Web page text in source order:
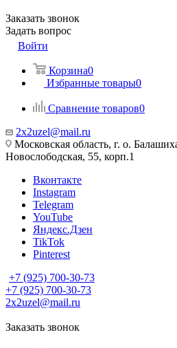
Заказать звонок
Задать вопрос
Войти
Корзина0
Избранные товары0
Сравнение товаров0
2x2uzel@mail.ru
Московская область, г. о.
Новослободская, 55, корп.1
Вконтакте
Instagram
Telegram
YouTube
Яндекс.Дзен
TikTok
Pinterest
+7 (925) 700-30-73
+7 (925) 700-30-73
2x2uzel@mail.ru
Заказать звонок